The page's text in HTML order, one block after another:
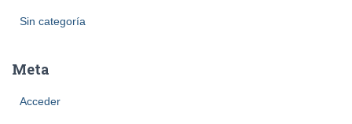
Sin categoría
Meta
Acceder